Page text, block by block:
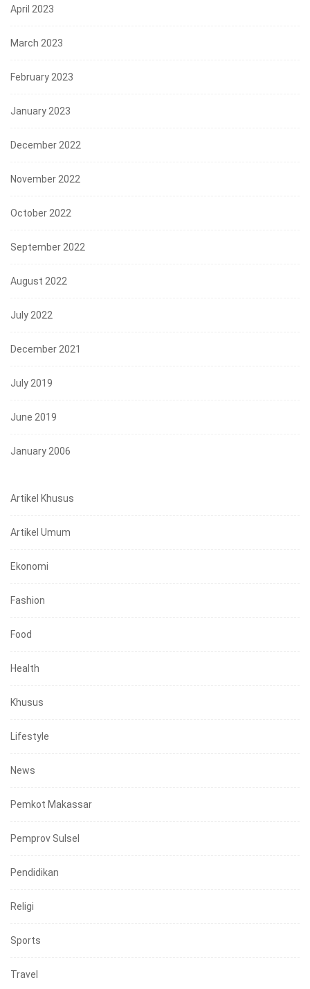
April 2023
March 2023
February 2023
January 2023
December 2022
November 2022
October 2022
September 2022
August 2022
July 2022
December 2021
July 2019
June 2019
January 2006
Artikel Khusus
Artikel Umum
Ekonomi
Fashion
Food
Health
Khusus
Lifestyle
News
Pemkot Makassar
Pemprov Sulsel
Pendidikan
Religi
Sports
Travel